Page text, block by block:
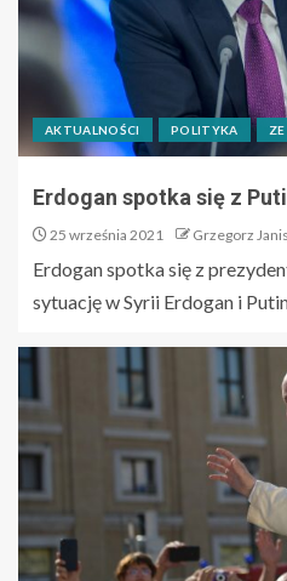
AKTUALNOŚCI POLITYKA
Erdogan spotka się z
25 września 2021 Grzegorz
Erdogan spotka się z
sytuację w Syrii Erdogan i